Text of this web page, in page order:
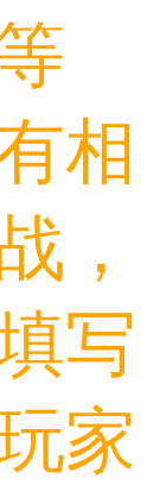
相
，
写
家